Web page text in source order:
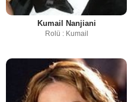
Kumail Nanjiani
Rolü : Kumail